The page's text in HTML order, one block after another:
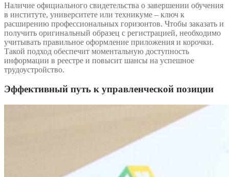
Наличие официального свидетельства о завершении обучения
в институте, университете или техникуме – ключ к
расширению профессиональных горизонтов. Чтобы заказать и
получить оригинальный образец с регистрацией, необходимо
учитывать правильное оформление приложения и корочки.
Такой подход обеспечит моментальную доступность
информации в реестре и повысит шансы на успешное
трудоустройство.
Эффективный путь к управленческой позиции